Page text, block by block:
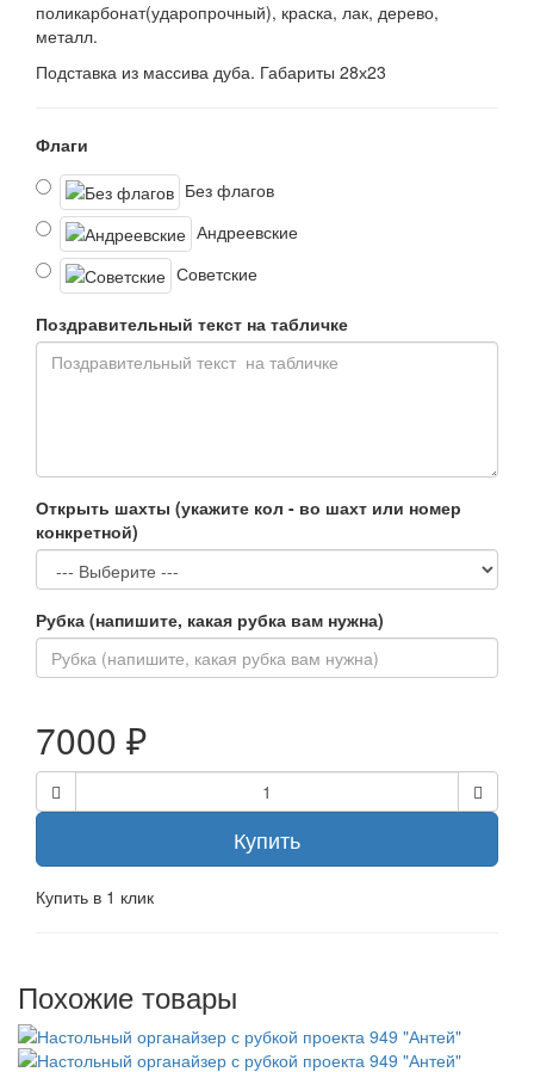
поликарбонат(ударопрочный), краска, лак, дерево,
металл.
Подставка из массива дуба. Габариты 28х23
Флаги
Без флагов
Андреевские
Советские
Поздравительный текст на табличке
Открыть шахты (укажите кол - во шахт или номер
конкретной)
Рубка (напишите, какая рубка вам нужна)
7000 ₽
Купить
Купить в 1 клик
Похожие товары